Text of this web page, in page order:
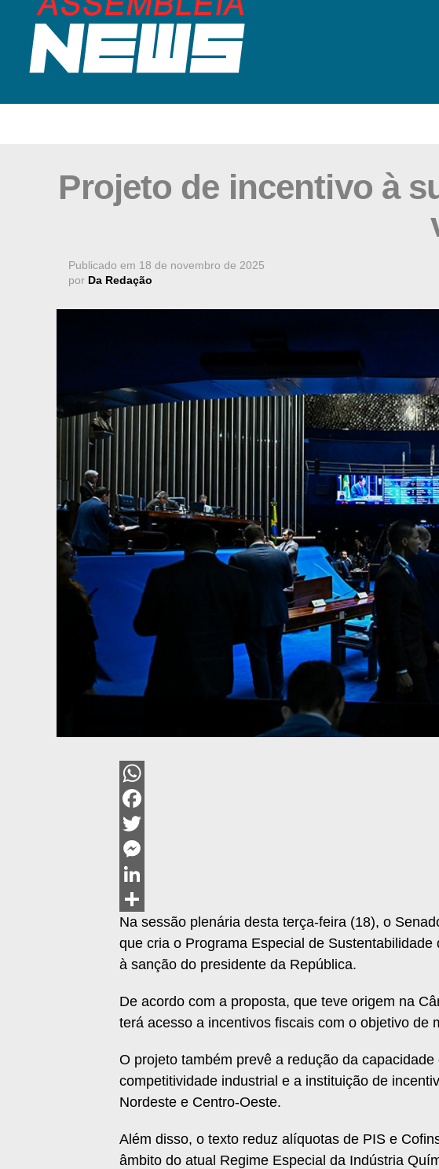
Projeto de incentivo à
Publicado em 18 de novembro de 2025
por Da Redação
WhatsApp
Facebook
Twitter
Messenger
LinkedIn
Share
Na sessão plenária desta terça-feira (18), o
que cria o Programa Especial de
à sanção do presidente da República.
De acordo com a proposta, que teve origem na
terá acesso a incentivos fiscais com o objetivo de
O projeto também prevê a redução da
competitividade industrial e a instituição de
Nordeste e Centro-Oeste.
Além disso, o texto reduz alíquotas de PIS e
âmbito do atual Regime Especial da Indústria